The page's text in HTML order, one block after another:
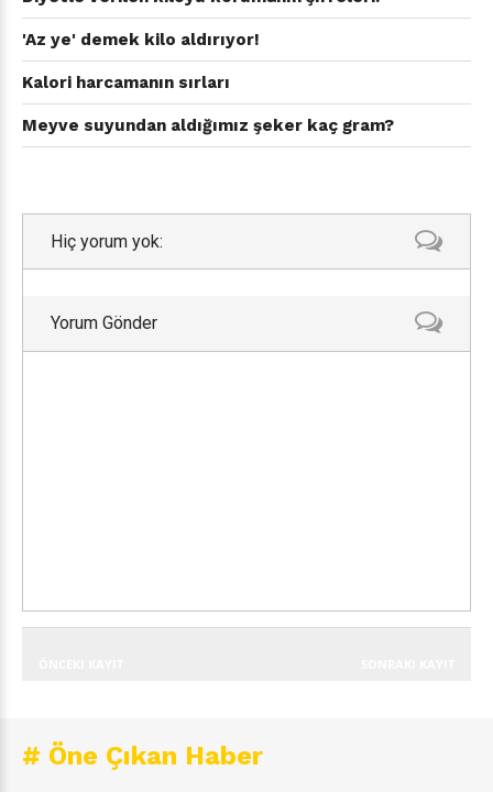
'Az ye' demek kilo aldırıyor!
Kalori harcamanın sırları
Meyve suyundan aldığımız şeker kaç gram?
Hiç yorum yok:
Yorum Gönder
# Öne Çıkan Haber